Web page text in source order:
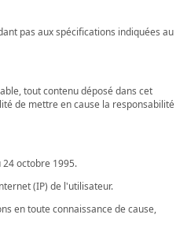
pas aux spécifications indiquées au
tout contenu déposé dans cet
de mettre en cause la responsabilité
24 octobre 1995.
(IP) de l'utilisateur.
en toute connaissance de cause,